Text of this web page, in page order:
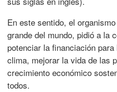
En este sentido, el
grande del mundo, pidió a la
potenciar la financiación
clima, mejorar la vida de las
crecimiento económico
todos.